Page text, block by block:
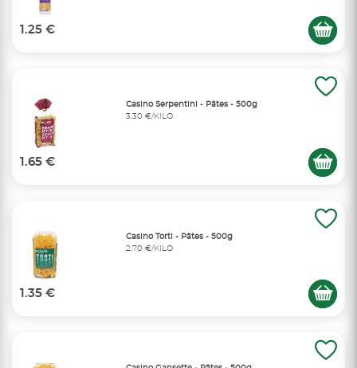
1.25 €
Casino Serpentini - Pâtes - 500g
3,30 €/KILO
1.65 €
Casino Torti - Pâtes - 500g
2,70 €/KILO
1.35 €